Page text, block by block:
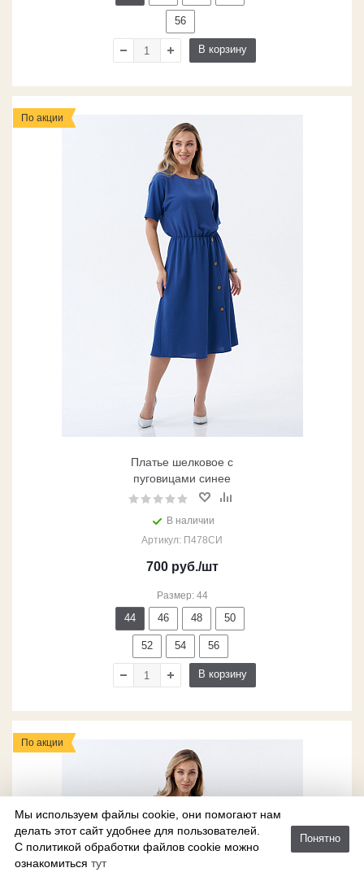
56
В корзину
По акции
Платье шелковое с
пуговицами синее
В наличии
Артикул: П478СИ
700руб./шт
Размер: 44
44 46 48 50
52 54 56
В корзину
По акции
Мы используем файлы cookie, они помогают нам
делать этот сайт удобнее для пользователей.
С политикой обработки файлов cookie можно
ознакомиться тут
Понятно